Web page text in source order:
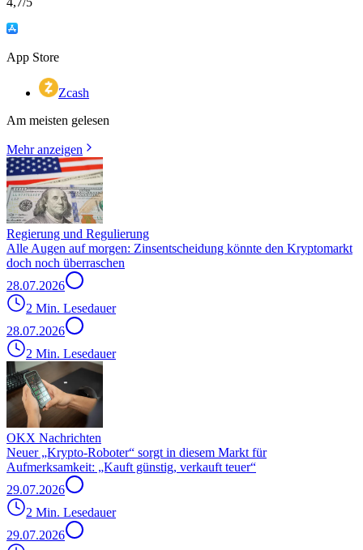
App Store
Zcash
Am meisten gelesen
Mehr anzeigen
Regierung und Regulierung
Alle Augen auf morgen: Zinsentscheidung könnte den Kryptomarkt
doch noch überraschen
28.07.2026
2 Min. Lesedauer
28.07.2026
2 Min. Lesedauer
OKX Nachrichten
Neuer „Krypto-Roboter“ sorgt in diesem Markt für
Aufmerksamkeit: „Kauft günstig, verkauft teuer“
29.07.2026
2 Min. Lesedauer
29.07.2026